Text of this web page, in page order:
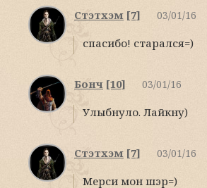
Стэтхэм [7] 03/01/16
спасибо! старался=)
Бонч [10] 03/01/16
Улыбнуло. Лайкну)
Стэтхэм [7] 03/01/16
Мерси мон шэр=)